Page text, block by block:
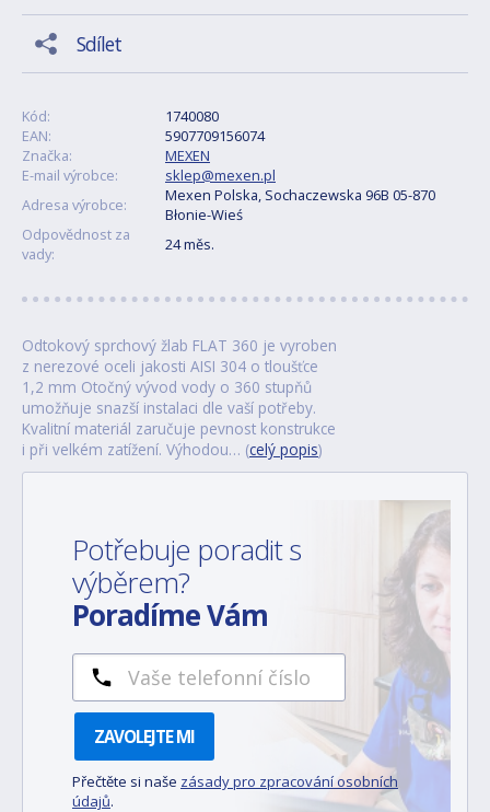
Sdílet
Kód:
1740080
EAN:
5907709156074
Značka:
MEXEN
E-mail výrobce:
sklep@mexen.pl
Adresa výrobce:
Mexen Polska, Sochaczewska 96B 05-870
Błonie-Wieś
Odpovědnost za
vady:
24 měs.
Odtokový sprchový žlab FLAT 360 je vyroben
z nerezové oceli jakosti AISI 304 o tloušťce
1,2 mm Otočný vývod vody o 360 stupňů
umožňuje snazší instalaci dle vaší potřeby.
Kvalitní materiál zaručuje pevnost konstrukce
i při velkém zatížení. Výhodou… (celý popis)
Potřebuje poradit s
výběrem?
Poradíme Vám
ZAVOLEJTE MI
Přečtěte si naše zásady pro zpracování osobních
údajů.